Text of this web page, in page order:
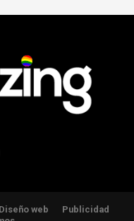
Diseño web
Publicidad